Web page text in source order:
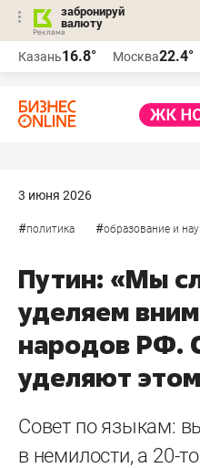
забронируй
валюту
Казань16.8° Москва22.4°
3 июня 2026
#политика #образование и
Путин: «Мы
уделяем
народов РФ.
уделяют
Совет по языкам:
в немилости, а 20-